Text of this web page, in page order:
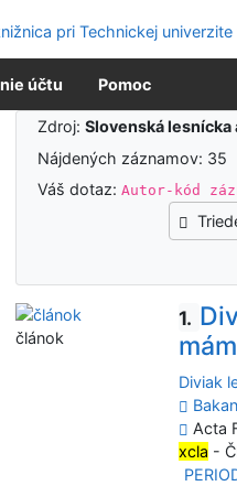
účtu Pomoc
Zdroj:Slovenská lesnícka
Nájdených záznamov: 35
Váš dotaz:Autor-kód
1.
Diviak
Acta
xcla -
článok